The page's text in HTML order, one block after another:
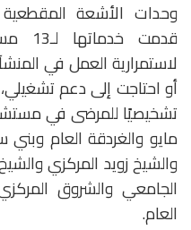
وحدات الأشعة المقطعية
لاستمرارية العمل في
مايو والغردقة العام
والشيخ زويد المركزي
الجامعي والشروق
العام.